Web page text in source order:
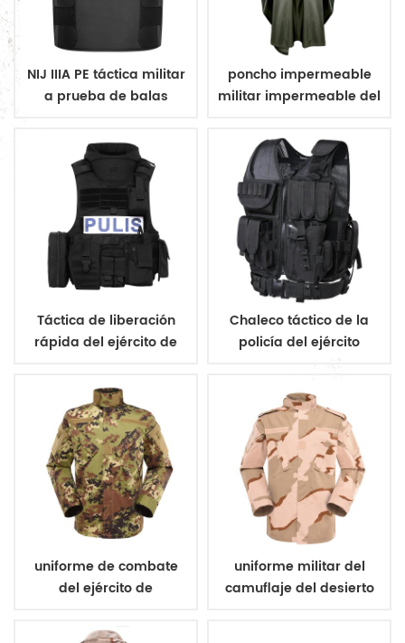
NIJ IIIA PE táctica militar
a prueba de balas
poncho impermeable
militar impermeable del
Táctica de liberación
rápida del ejército de
prueba de balas
Chaleco táctico de la
policía del ejército
uniforme de combate
del ejército de
italiano
uniforme militar del
camuflaje del desierto